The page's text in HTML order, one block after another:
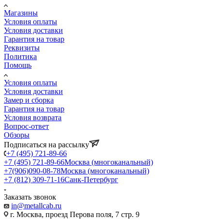
Магазины
Условия оплаты
Условия доставки
Гарантия на товар
Реквизиты
Политика
Помощь
Условия оплаты
Условия доставки
Замер и сборка
Гарантия на товар
Условия возврата
Вопрос-ответ
Обзоры
Подписаться на рассылку
+7 (495) 721-89-66
+7 (495) 721-89-66Москва (многоканальный)
+7(906)090-08-78Москва (многоканальный)
+7 (812) 309-71-16Санк-Петербург
Заказать звонок
in@metallcab.ru
г. Москва, проезд Перова поля, 7 стр. 9